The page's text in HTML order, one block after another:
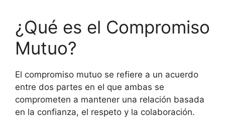
¿Qué es el Compromiso
Mutuo?
El compromiso mutuo se refiere a un acuerdo
entre dos partes en el que ambas se
comprometen a mantener una relación basada
en la confianza, el respeto y la colaboración.